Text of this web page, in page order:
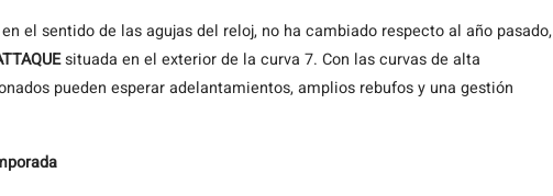
el sentido de las agujas del reloj, no ha cambiado respecto al año pasado,
situada en el exterior de la curva 7. Con las curvas de alta
pueden esperar adelantamientos, amplios rebufos y una gestión